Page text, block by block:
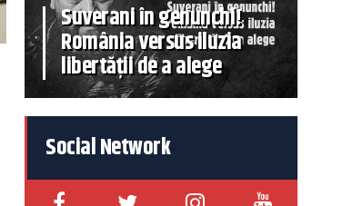
Suverani în genunchi!
România versus iluzia
libertății de a alege
Social Network